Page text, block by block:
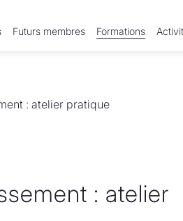
Futurs membres Formations
: atelier pratique
: atelier